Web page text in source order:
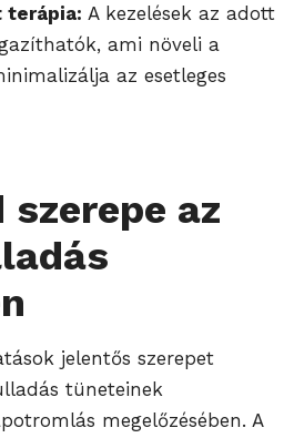
terápia: A kezelések az adott
ami növeli a
az esetleges
az
jelentős szerepet
tüneteinek
megelőzésében. A